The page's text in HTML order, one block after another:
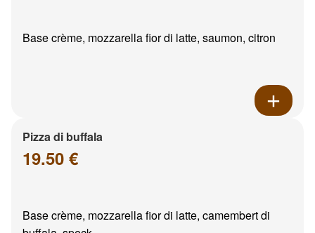
Base crème, mozzarella fior di latte, saumon, citron
Pizza di buffala
19.50 €
Base crème, mozzarella fior di latte, camembert di